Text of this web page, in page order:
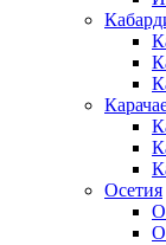
Осетия